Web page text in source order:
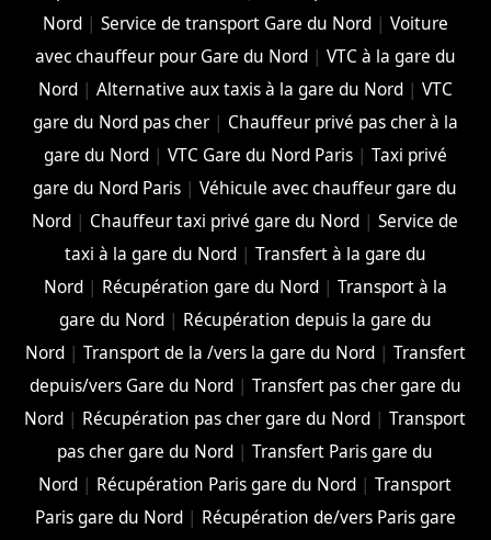
Nord| Service de transport Gare du Nord| Voiture
avec chauffeur pour Gare du Nord| VTC à la gare du
Nord| Alternative aux taxis à la gare du Nord| VTC
gare du Nord pas cher| Chauffeur privé pas cher à la
gare du Nord| VTC Gare du Nord Paris| Taxi privé
gare du Nord Paris |Véhicule avec chauffeur gare du
Nord | Chauffeur taxi privé gare du Nord |Service de
taxi à la gare du Nord| Transfert à la gare du
Nord| Récupération gare du Nord| Transport à la
gare du Nord| Récupération depuis la gare du
Nord| Transport de la /vers la gare du Nord| Transfert
depuis/vers Gare du Nord| Transfert pas cher gare du
Nord | Récupération pas cher gare du Nord |Transport
pas cher gare du Nord |Transfert Paris gare du
Nord | Récupération Paris gare du Nord |Transport
Paris gare du Nord| Récupération de/vers Paris gare